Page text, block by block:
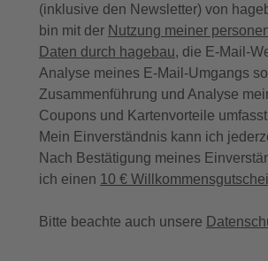
(inklusive den Newsletter) von
bin mit der Nutzung meiner
Daten durch hagebau, die E-Mail-
Analyse meines E-Mail-Umgangs
Zusammenführung und Analyse
Coupons und Kartenvorteile
Mein Einverständnis kann ich
Nach Bestätigung meines
ich einen 10 €
Bitte beachte auch unsere